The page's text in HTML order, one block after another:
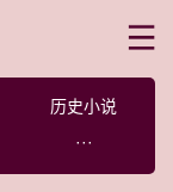
历史小说
···